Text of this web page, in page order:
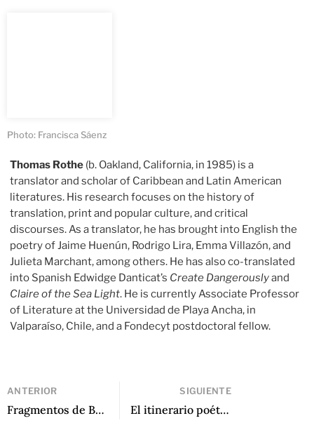
Photo: Francisca Sáenz
Thomas Rothe (b. Oakland, California, in 1985) is a
translator and scholar of Caribbean and Latin American
literatures. His research focuses on the history of
translation, print and popular culture, and critical
discourses. As a translator, he has brought into English the
poetry of Jaime Huenún, Rodrigo Lira, Emma Villazón, and
Julieta Marchant, among others. He has also co-translated
into Spanish Edwidge Danticat’s Create Dangerouslyand
Claire of the Sea Light. He is currently Associate Professor
of Literature at the Universidad de Playa Ancha, in
Valparaíso, Chile, and a Fondecyt postdoctoral fellow.
ANTERIOR
Fragmentos de Balada de Joey Stefano
SIGUIENTE
El itinerario poético de Miguel James